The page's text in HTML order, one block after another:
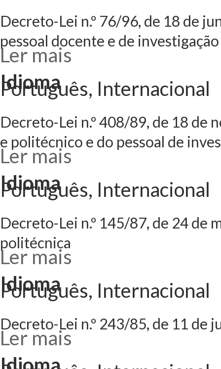
Decreto-Lei n.º 76/96, de 18 de
pessoal docente e de investigação
Ler mais acerca de
Idioma
Português, Internacional
Decreto-Lei n.º 408/89, de 18
e politécnico e do pessoal de
Ler mais acerca de
Idioma
Português, Internacional
Decreto-Lei n.º 145/87, de 24 de
politécnica
Ler mais
Idioma
Português, Internacional
Decreto-Lei n.º 243/85, de 11 de
Ler mais acerca de